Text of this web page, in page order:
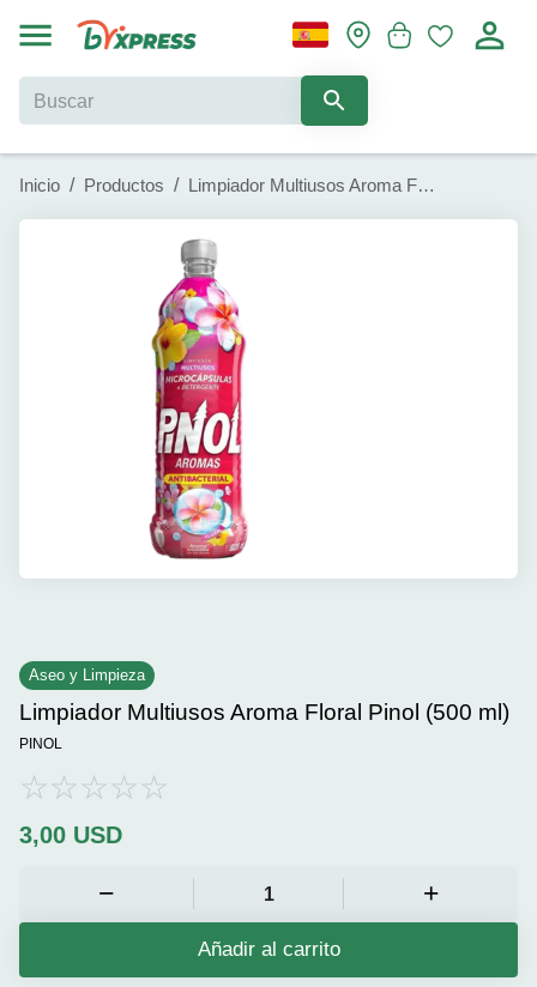
Inicio / Productos / Limpiador Multiusos Aroma Floral Pinol (500 ml)
Aseo y Limpieza
Limpiador Multiusos Aroma Floral Pinol (500 ml)
PINOL
3,00 USD
Añadir al carrito